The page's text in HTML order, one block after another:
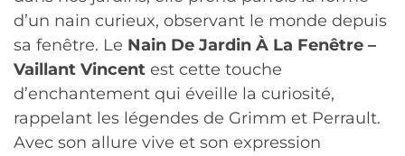
d’un nain curieux, observant le monde depuis
sa fenêtre. Le Nain De Jardin À La Fenêtre –
Vaillant Vincent est cette touche
d’enchantement qui éveille la curiosité,
rappelant les légendes de Grimm et Perrault.
Avec son allure vive et son expression